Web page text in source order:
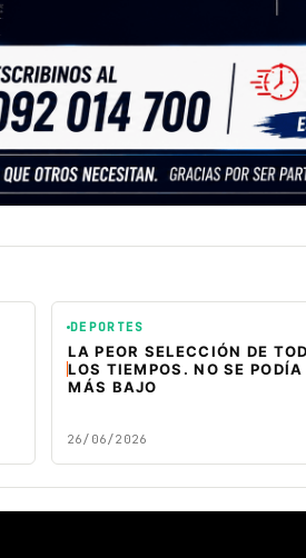
DEPORTES
LA PEOR SELECCIÓN DE
LOS TIEMPOS. NO SE PODÍA
MÁS BAJO
26/06/2026